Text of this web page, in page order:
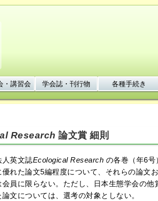
・講習会 学会誌・刊行物 各種手続き
Research 論文賞 細則
英文誌Ecological Research の各巻（年6号
優れた論文5編程度について、それらの論文
員に限らない。ただし、日本生態学会の
文については、選考の対象としない。